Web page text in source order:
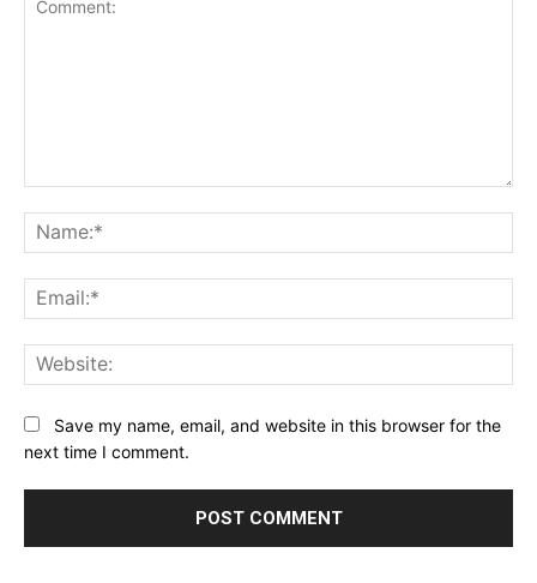
Save my name, email, and website in this browser for the
next time I comment.